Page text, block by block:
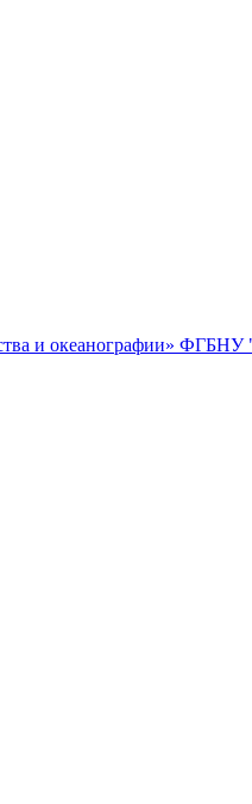
и океанографии»